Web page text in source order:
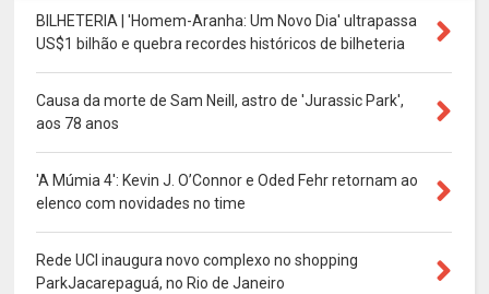
BILHETERIA | 'Homem-Aranha: Um Novo Dia' ultrapassa
US$1 bilhão e quebra recordes históricos de bilheteria
Causa da morte de Sam Neill, astro de 'Jurassic Park',
aos 78 anos
'A Múmia 4': Kevin J. O’Connor e Oded Fehr retornam ao
elenco com novidades no time
Rede UCI inaugura novo complexo no shopping
ParkJacarepaguá, no Rio de Janeiro